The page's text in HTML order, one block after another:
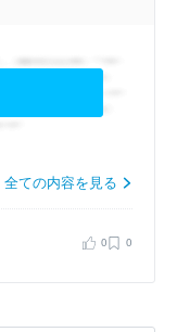
全ての内容を見る
0 0